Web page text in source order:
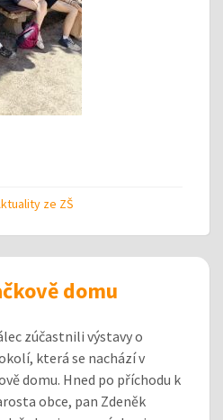
ze ZŠ
domu
zúčastnili výstavy o
která se nachází v
domu. Hned po příchodu k
obce, pan Zdeněk